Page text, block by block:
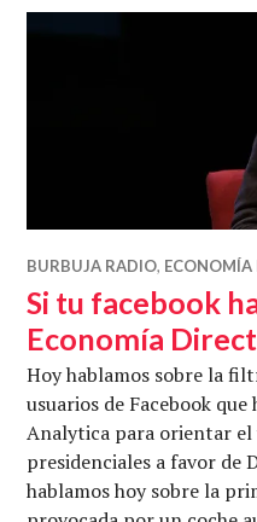
BURBUJA RADIO, ECONOMÍA
Si tu facebook
Economía
Hoy hablamos sobre la
usuarios de Facebook
Analytica para orientar el
presidenciales a favor de
hablamos hoy sobre la